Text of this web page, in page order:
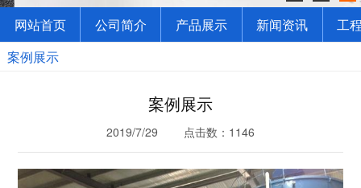
网站首页 公司简介 产品展示 新闻资讯
工
案例展示
案例展示
2019/7/29 点击数：1146